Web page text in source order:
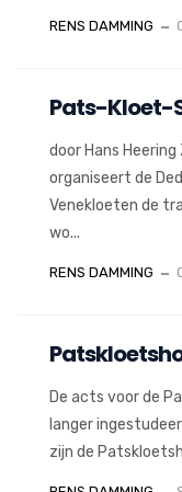
RENS DAMMING
Pats-Kloet-
door Hans
organiseert de
Venekloeten de
wo...
RENS DAMMING
De acts voor de
langer
zijn de